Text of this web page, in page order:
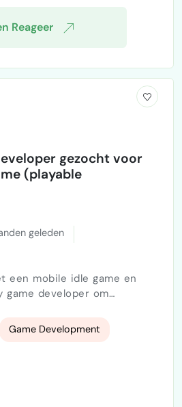
Reageer
gezocht voor
(playable
geleden
een mobile idle game en
game developer om
ligt een intern
is bewust
In deze fase
bouwen van een
op visuals of volledige
Game Development